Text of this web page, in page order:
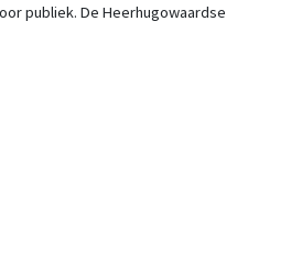
publiek. De Heerhugowaardse